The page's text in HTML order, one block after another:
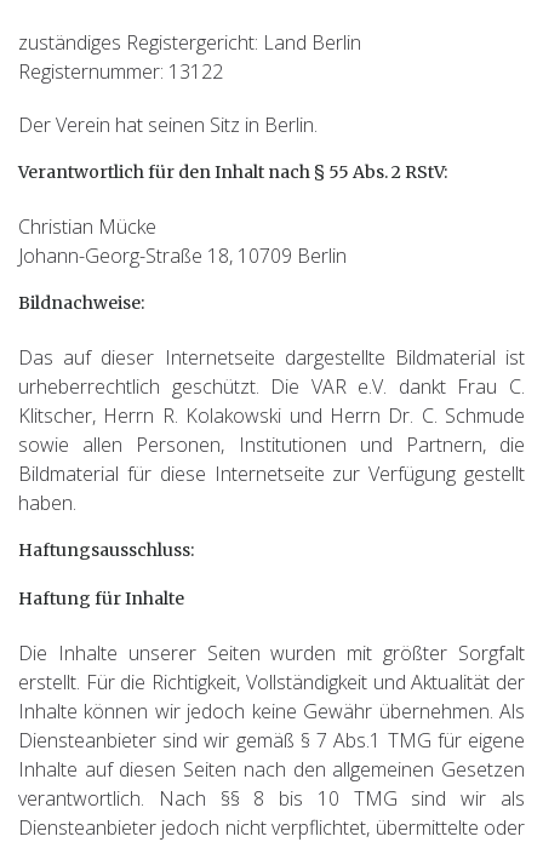
zuständiges Registergericht: Land Berlin
Registernummer: 13122
Der Verein hat seinen Sitz in Berlin.
Verantwortlich für den Inhalt nach § 55 Abs. 2 RStV:
Christian Mücke
Johann-Georg-Straße 18, 10709 Berlin
Bildnachweise:
Das auf dieser Internetseite dargestellte Bildmaterial ist
urheberrechtlich geschützt. Die VAR e.V. dankt Frau C.
Klitscher, Herrn R. Kolakowski und Herrn Dr. C. Schmude
sowie allen Personen, Institutionen und Partnern, die
Bildmaterial für diese Internetseite zur Verfügung gestellt
haben.
Haftungsausschluss:
Haftung für Inhalte
Die Inhalte unserer Seiten wurden mit größter Sorgfalt
erstellt. Für die Richtigkeit, Vollständigkeit und Aktualität der
Inhalte können wir jedoch keine Gewähr übernehmen. Als
Diensteanbieter sind wir gemäß § 7 Abs.1 TMG für eigene
Inhalte auf diesen Seiten nach den allgemeinen Gesetzen
verantwortlich. Nach §§ 8 bis 10 TMG sind wir als
Diensteanbieter jedoch nicht verpflichtet, übermittelte oder